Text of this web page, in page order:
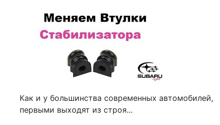
Как и у большинства современных автомобилей,
первыми выходят из строя...